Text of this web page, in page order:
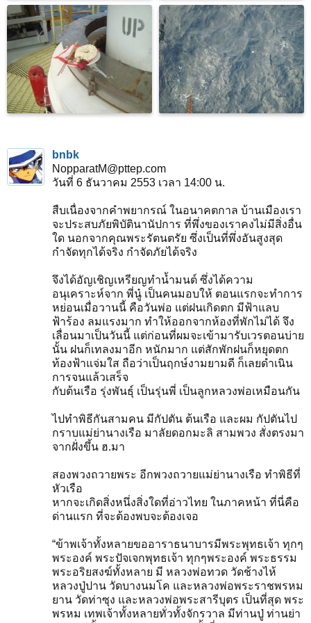
bnbk
NopparatM@pttep.com
วันที่ 6 ธันวาคม 2553 เวลา 14:00 น.
สืบเนื่องจากคำพยากรณ์ ในอนาคตกาล บ้านเมืองเรา
จะประสบภัยพิบัตินานัปการ ที่พึ่งของเราคงไม่มีสิ่งอื่น
ใด นอกจากคุณพระรัตนตรัย ซึ่งเป็นที่พึ่งอันสูงสุด
กำจัดทุกได้จริง กำจัดภัยได้จริง
จึงได้อัญเชิญเหรียญทำน้ำมนต์ ซึ่งได้ความ
อนุเคราะห์จาก พี่นู๋ เป็นคนมอบให้ ตอนแรกจะทำการ
หย่อนเมื่อวานนี้ คือวันพ่อ แต่ฝนเกิดตก มีฟ้าแลบ
ฟ้าร้อง ลมแรงมาก ทำให้ออกจากห้องที่พักไม่ได้ จึง
เลื่อนมาเป็นวันนี้ แต่ก่อนที่ผมจะเข้ามารับเวรตอนบ่าย
นั้น ฝนก็เทลงมาอีก หนักมาก แต่สักพักฝนก็หยุดตก
ท้องฟ้าแจ่มใส ถือว่าเป็นฤกษ์งามยามดี ก็เลยดำเนิน
การจนแล้วเสร็จ
กับต้นเรือ รุ่งพันธุ์ เป็นรุ่นพี่ เป็นลูกหลวงพ่อเหมือนกัน
ไปทำพิธีกันสามคน มีกัปตัน ต้นเรือ และผม กัปตันไป
กราบแม่ย่านางเรือ มาลัยดอกมะลิ สามพวง สั่งตรงมา
จากฝั่งขึ้น ฮ.มา
สองพวงถวายพระ อีกพวงถวายแม่ย่านางเรือ ทำพิธีที่
หัวเรือ
หากจะเกิดสิ่งหนึ่งสิ่งใดที่อ่าวไทย ในภาคหน้า ที่นี่คือ
ด่านแรก ที่จะต้องพบจะต้องเจอ
“ข้าพเจ้าทั้งหลายขออาราธนาบารมีพระพุทธเจ้า ทุกๆ
พระองค์ พระปัจเจกพุทธเจ้า ทุกๆพระองค์ พระธรรม
พระอริยสงฆ์ทั้งหลาย มี หลวงพ่อทวด วัดช้างไห้
หลวงปู่ปาน วัดบางนมโค และหลวงพ่อพระราชพรหม
ยาน วัดท่าซุง และหลวงพ่อพระสารีบุตร เป็นที่สุด พระ
พรหม เทพเจ้าทั้งหลายทั่วทั้งจักรวาล มีท่านปู่ ท่านย่า